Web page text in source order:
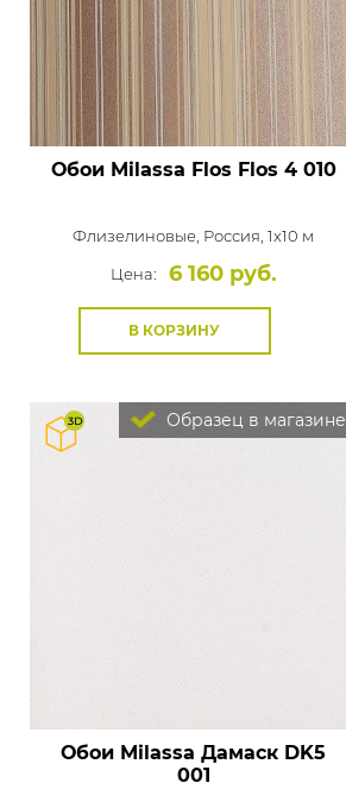
Обои Milassa Flos Flos 4 010
Флизелиновые, Россия, 1x10 м
Цена:
6 160 руб.
В КОРЗИНУ
Образец в магазине
Обои Milassa Дамаск DK5
001